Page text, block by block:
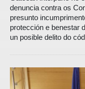
denuncia contra os
presunto
protección e benestar
un posible delito do